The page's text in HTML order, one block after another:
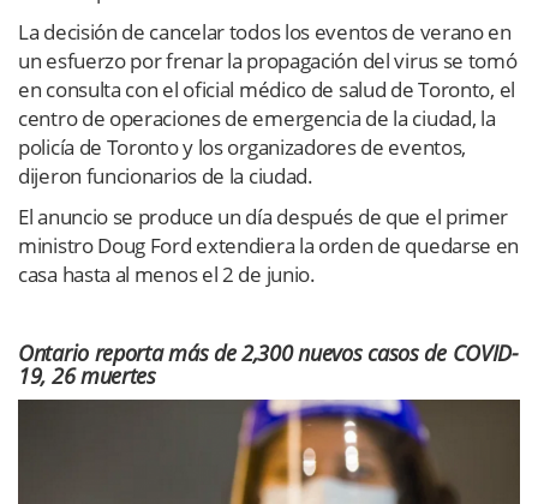
La decisión de cancelar todos los eventos de verano en
un esfuerzo por frenar la propagación del virus se tomó
en consulta con el oficial médico de salud de Toronto, el
centro de operaciones de emergencia de la ciudad, la
policía de Toronto y los organizadores de eventos,
dijeron funcionarios de la ciudad.
El anuncio se produce un día después de que el primer
ministro Doug Ford extendiera la orden de quedarse en
casa hasta al menos el 2 de junio.
Ontario reporta más de 2,300 nuevos casos de COVID-
19, 26 muertes